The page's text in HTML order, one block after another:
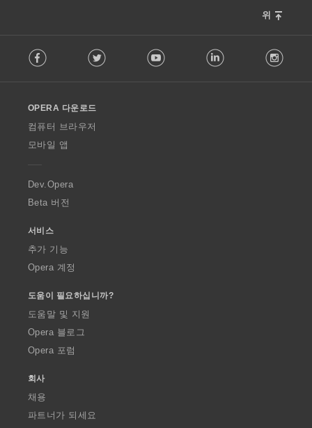
위
o
w
O
p
a
Facebook Twitter Youtube LinkedIn
OPERA 다운로드
컴퓨터 브라우저
모바일 앱
Dev.Opera
Beta 버전
서비스
추가 기능
Opera 계정
도움이 필요하십니까?
도움말 및 지원
Opera 블로그
Opera 포럼
회사
채용
파트너가 되세요